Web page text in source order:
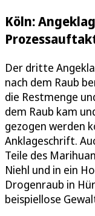
Köln:
Der dritte
nach dem Raub
die Restmenge
dem Raub kam
gezogen werden
Anklageschrift.
Teile des
Niehl und in ein
Drogenraub in
beispiellose